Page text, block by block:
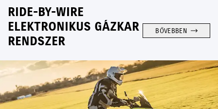
RIDE-BY-WIRE
ELEKTRONIKUS GÁZKAR
RENDSZER
BŐVEBBEN